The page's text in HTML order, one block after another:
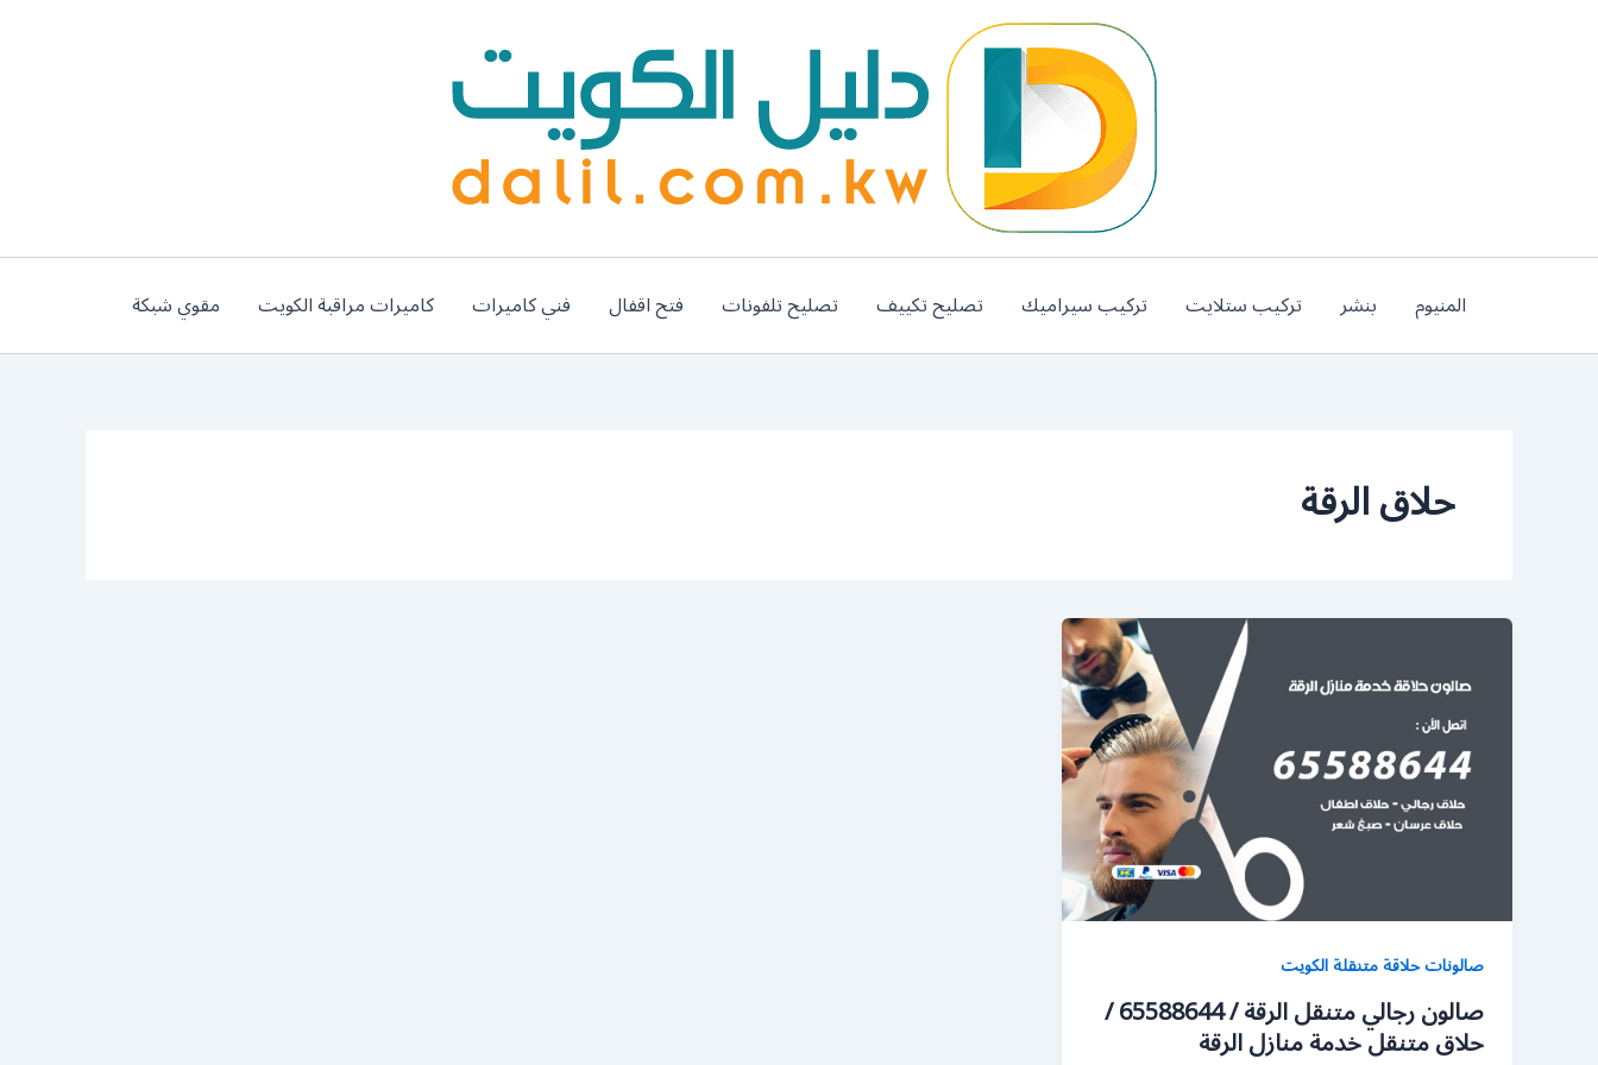
المنيوم بنشر تركيب ستلايت تركيب سيراميك تصليح تكييف تصليح تلفونات فتح اقفال فني كاميرات كاميرات مراقبة الكويت مقوي شبكة
حلاق الرقة
صالونات حلاقة متنقلة الكويت
صالون رجالي متنقل الرقة / 65588644 /
حلاق متنقل خدمة منازل الرقة